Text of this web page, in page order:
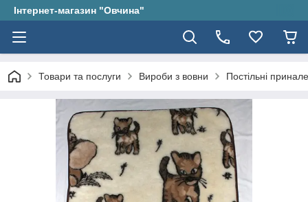
Інтернет-магазин "Овчина"
Товари та послуги Вироби з вовни Постільні